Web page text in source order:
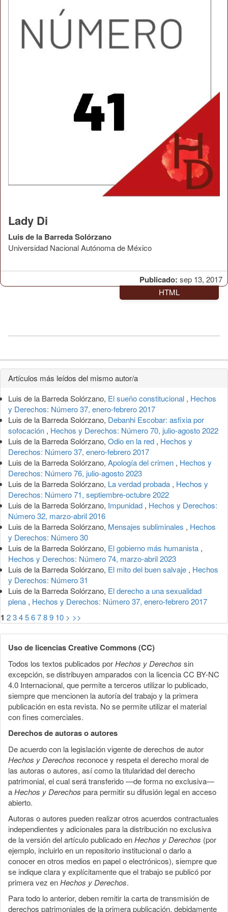
Publicado: sep 13, 2017
Lady Di
Luis de la Barreda Solórzano
Universidad Nacional Autónoma de México
HTML
Detalles
del
artículo
Artículos más leídos del mismo autor/a
Luis de la Barreda Solórzano, El sueño constitucional , Hechos
y Derechos: Número 37, enero-febrero 2017
Luis de la Barreda Solórzano, Debanhi Escobar: asfixia por
sofocación , Hechos y Derechos: Número 70, julio-agosto 2022
Luis de la Barreda Solórzano, Odio en la red , Hechos y
Derechos: Número 37, enero-febrero 2017
Luis de la Barreda Solórzano, Apología del crimen , Hechos y
Derechos: Número 76, julio-agosto 2023
Luis de la Barreda Solórzano, La verdad probada , Hechos y
Derechos: Número 71, septiembre-octubre 2022
Luis de la Barreda Solórzano, Impunidad , Hechos y Derechos:
Número 32, marzo-abril 2016
Luis de la Barreda Solórzano, Mensajes subliminales , Hechos
y Derechos: Número 30
Luis de la Barreda Solórzano, El gobierno más humanista ,
Hechos y Derechos: Número 74, marzo-abril 2023
Luis de la Barreda Solórzano, El mito del buen salvaje , Hechos
y Derechos: Número 31
Luis de la Barreda Solórzano, El derecho a una sexualidad
plena , Hechos y Derechos: Número 37, enero-febrero 2017
1 23456789 10 > >>
Uso de licencias Creative Commons (CC)
Todos los textos publicados porHechos y Derechos sin
excepción, se distribuyen amparados con la licencia CC BY-NC
4.0 Internacional, que permite a terceros utilizar lo publicado,
siempre que mencionen la autoría del trabajo y la primera
publicación en esta revista. No se permite utilizar el material
con fines comerciales.
Derechos de autoras o autores
De acuerdo con la legislación vigente de derechos de autor
Hechos y Derechos reconoce y respeta el derecho moral de
las autoras o autores, así como la titularidad del derecho
patrimonial, el cual será transferido —de forma no exclusiva—
aHechos y Derechos para permitir su difusión legal en acceso
abierto.
Autoras o autores pueden realizar otros acuerdos contractuales
independientes y adicionales para la distribución no exclusiva
de la versión del artículo publicado enHechos y Derechos (por
ejemplo, incluirlo en un repositorio institucional o darlo a
conocer en otros medios en papel o electrónicos), siempre que
se indique clara y explícitamente que el trabajo se publicó por
primera vez enHechos y Derechos.
Para todo lo anterior, deben remitir la carta de transmisión de
derechos patrimoniales de la primera publicación, debidamente